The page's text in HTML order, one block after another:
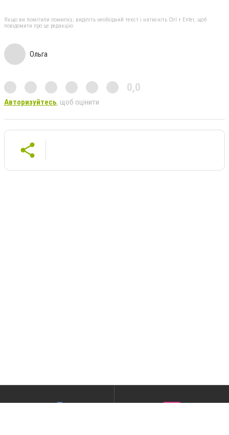
Якщо ви помітили помилку, виділіть необхідний текст і натисніть Ctrl + Enter, щоб
повідомити про це редакцію
Ольга
0,0
Авторизуйтесь, щоб оцінити